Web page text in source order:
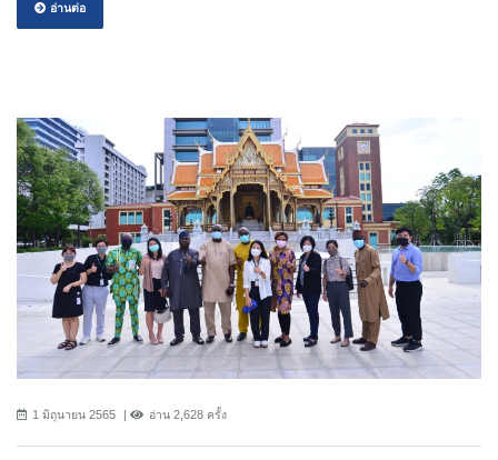
อ่านต่อ
1 มิถุนายน 2565 อ่าน 2,628 ครั้ง